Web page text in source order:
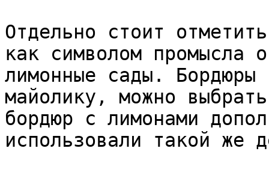
Отдельно стоит
как символом промысла
лимонные сады. Бордюры
майолику, можно
бордюр с лимонами
использовали такой же